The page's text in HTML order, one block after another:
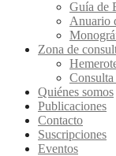
Guía de
Anuario
Zona de
Quiénes somos
Publicaciones
Contacto
Suscripciones
Eventos